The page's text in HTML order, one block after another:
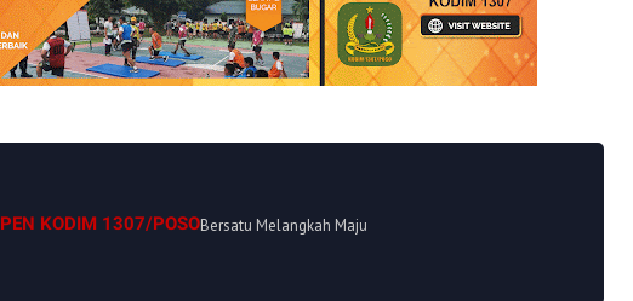
PEN KODIM 1307/POSOBersatu Melangkah Maju